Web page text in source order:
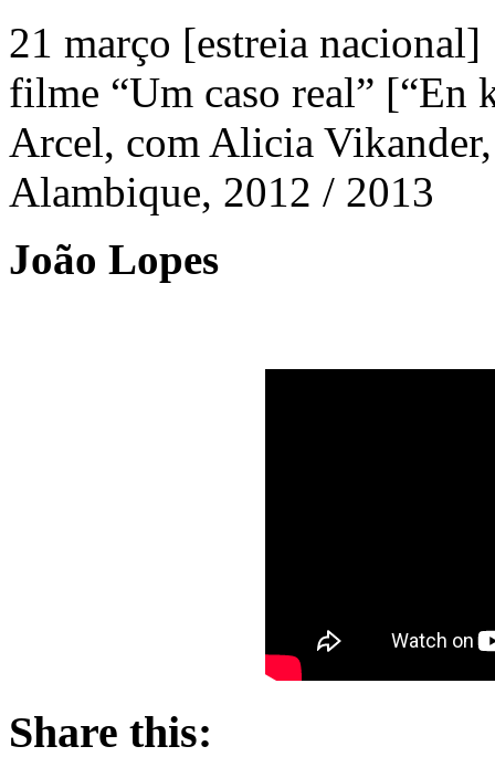
21 março [estreia nacional]
filme “Um caso real”
Arcel, com Alicia
Alambique, 2012 / 2013
João Lopes
Share this: